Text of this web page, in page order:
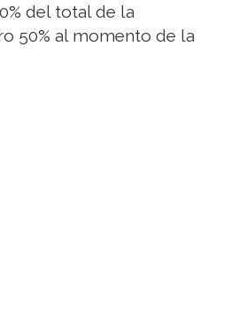
del total de la
50% al momento de la